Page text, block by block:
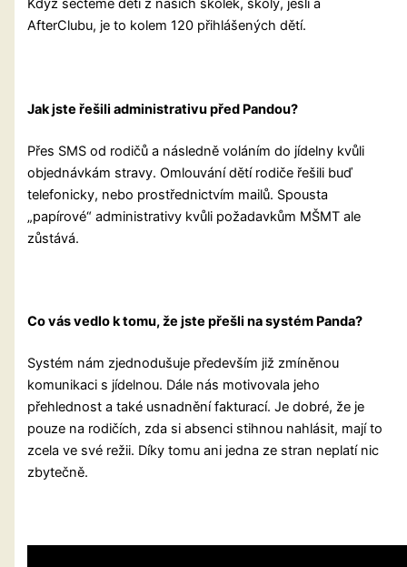
Když sečteme děti z našich školek, školy, jeslí a
AfterClubu, je to kolem 120 přihlášených dětí.
Jak jste řešili administrativu před Pandou?
Přes SMS od rodičů a následně voláním do jídelny kvůli
objednávkám stravy. Omlouvání dětí rodiče řešili buď
telefonicky, nebo prostřednictvím mailů. Spousta
„papírové“ administrativy kvůli požadavkům MŠMT ale
zůstává.
Co vás vedlo k tomu, že jste přešli na systém Panda?
Systém nám zjednodušuje především již zmíněnou
komunikaci s jídelnou. Dále nás motivovala jeho
přehlednost a také usnadnění fakturací. Je dobré, že je
pouze na rodičích, zda si absenci stihnou nahlásit, mají to
zcela ve své režii. Díky tomu ani jedna ze stran neplatí nic
zbytečně.